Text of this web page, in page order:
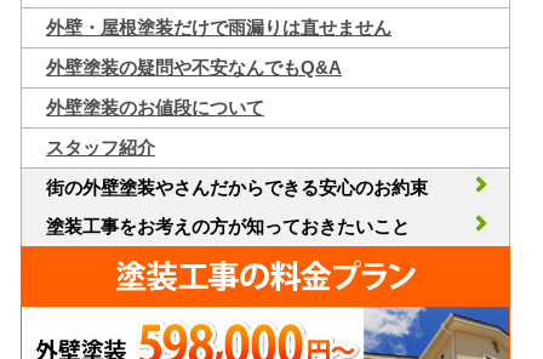
外壁・屋根塗装だけで雨漏りは直せません
外壁塗装の疑問や不安なんでもQ&A
外壁塗装のお値段について
スタッフ紹介
街の外壁塗装やさんだからできる安心のお約束
塗装工事をお考えの方が知っておきたいこと